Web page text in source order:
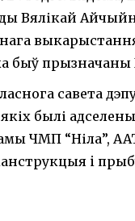
Вялікай
быў прызначаны
савета
былі
ЧМП “Ніла”,
i